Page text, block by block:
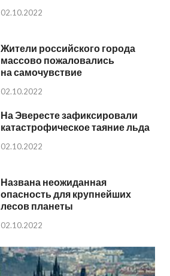
02.10.2022
Жители российского города
массово пожаловались
на самочувствие
02.10.2022
На Эвересте зафиксировали
катастрофическое таяние льда
02.10.2022
Названа неожиданная
опасность для крупнейших
лесов планеты
02.10.2022